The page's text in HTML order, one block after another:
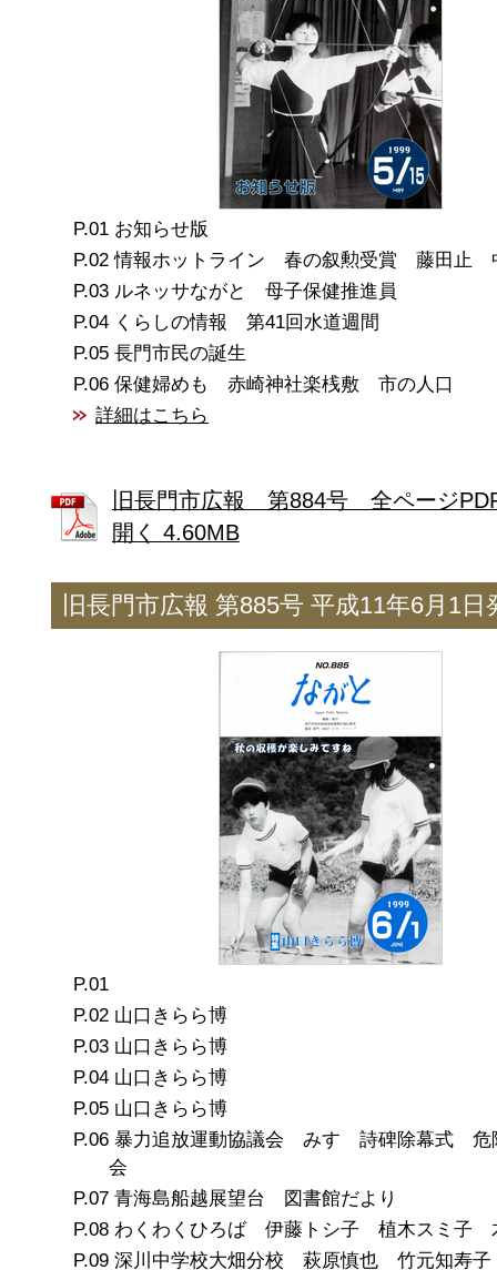
お知らせ版
情報ホットライン 春の叙勲受賞 藤田止
ルネッサながと 母子保健推進員
くらしの情報 第41回水道週間
長門市民の誕生
保健婦めも 赤崎神社楽桟敷 市の人口
詳細はこちら
旧長門市広報 第884号 全ページ
開く 4.60MB
旧長門市広報 第885号 平成11年6月1日
山口きらら博
山口きらら博
山口きらら博
山口きらら博
暴力追放運動協議会 みすゞ詩碑除幕式 危
会
青海島船越展望台 図書館だより
わくわくひろば 伊藤トシ子 植木スミ子
深川中学校大畑分校 萩原慎也 竹元知寿子